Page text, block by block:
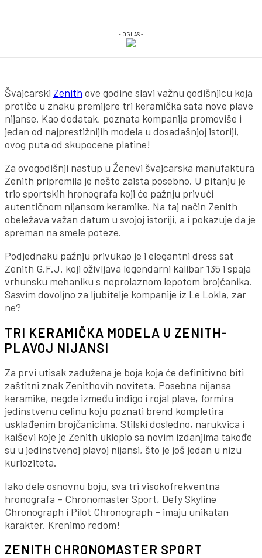
- OGLAS -
Švajcarski Zenith ove godine slavi važnu godišnjicu koja
protiče u znaku premijere tri keramička sata nove plave
nijanse. Kao dodatak, poznata kompanija promoviše i
jedan od najprestižnijih modela u dosadašnjoj istoriji,
ovog puta od skupocene platine!
Za ovogodišnji nastup u Ženevi švajcarska manufaktura
Zenith pripremila je nešto zaista posebno. U pitanju je
trio sportskih hronografa koji će pažnju privući
autentičnom nijansom keramike. Na taj način Zenith
obeležava važan datum u svojoj istoriji, a i pokazuje da je
spreman na smele poteze.
Podjednaku pažnju privukao je i elegantni dress sat
Zenith G.F.J. koji oživljava legendarni kalibar 135 i spaja
vrhunsku mehaniku s neprolaznom lepotom brojčanika.
Sasvim dovoljno za ljubitelje kompanije iz Le Lokla, zar
ne?
TRI KERAMIČKA MODELA U ZENITH-
PLAVOJ NIJANSI
Za prvi utisak zadužena je boja koja će definitivno biti
zaštitni znak Zenithovih noviteta. Posebna nijansa
keramike, negde između indigo i rojal plave, formira
jedinstvenu celinu koju poznati brend kompletira
usklađenim brojčanicima. Stilski dosledno, narukvica i
kaiševi koje je Zenith uklopio sa novim izdanjima takođe
su u jedinstvenoj plavoj nijansi, što je još jedan u nizu
kurioziteta.
Iako dele osnovnu boju, sva tri visokofrekventna
hronografa – Chronomaster Sport, Defy Skyline
Chronograph i Pilot Chronograph – imaju unikatan
karakter. Krenimo redom!
ZENITH CHRONOMASTER SPORT